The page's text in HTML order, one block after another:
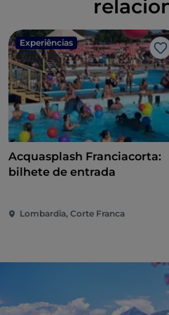
Experiências
Acquasplash Franciacorta:
bilhete de entrada
Lombardia, Corte Franca